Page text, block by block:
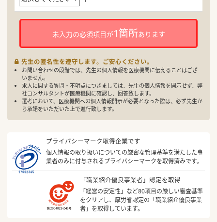
未入力の必須項目が1箇所あります
先生の匿名性を遵守します。ご安心ください。
お問い合わせの段階では、先生の個人情報を医療機関に伝えることはござ
いません。
求人に関する質問・不明点につきましては、先生の個人情報を開示せず、弊
社コンサルタントが医療機関に確認し、回答致します。
選考において、医療機関への個人情報開示が必要となった際は、必ず先生か
ら承諾をいただいた上で進行致します。
プライバシーマーク取得企業です
個人情報の取り扱いについての厳密な管理基準を満たした事
業者のみに付与されるプライバシーマークを取得済みです。
「職業紹介優良事業者」認定を取得
「経営の安定性」など80項目の厳しい審査基準
をクリアし、厚労省認定の「職業紹介優良事業
者」を取得しています。